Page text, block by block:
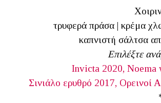
τρυφερά πράσα | κρέμα
καπνιστή σάλτσα
Επιλέξτε
Invicta 2020,
Σινιάλο ερυθρό 2017,